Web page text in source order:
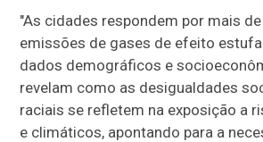
"As cidades respondem por mais
emissões de gases de efeito
dados demográficos e
revelam como as desigualdades
raciais se refletem na exposição a
e climáticos, apontando para a